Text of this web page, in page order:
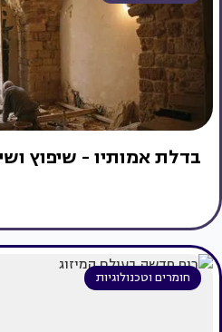
בדלת אמותיו - שיפוץ
חומרים וטכנולוגיות